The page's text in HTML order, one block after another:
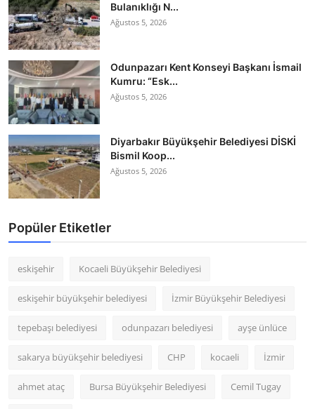
Bulanıklığı N...
Ağustos 5, 2026
Odunpazarı Kent Konseyi Başkanı İsmail
Kumru: “Esk...
Ağustos 5, 2026
Diyarbakır Büyükşehir Belediyesi DİSKİ
Bismil Koop...
Ağustos 5, 2026
Popüler Etiketler
eskişehir Kocaeli Büyükşehir Belediyesi
eskişehir büyükşehir belediyesi İzmir Büyükşehir Belediyesi
tepebaşı belediyesi odunpazarı belediyesi ayşe ünlüce
sakarya büyükşehir belediyesi CHP kocaeli İzmir
ahmet ataç Bursa Büyükşehir Belediyesi Cemil Tugay